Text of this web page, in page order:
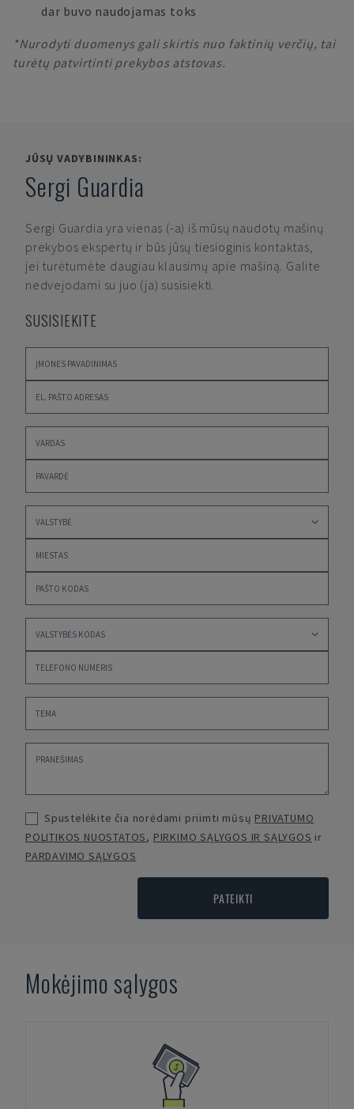
dar buvo naudojamas toks
*Nurodyti duomenys gali skirtis nuo faktinių verčių, tai
turėtų patvirtinti prekybos atstovas.
JŪSŲ VADYBININKAS:
Sergi Guardia
Sergi Guardia yra vienas (-a) iš mūsų naudotų mašinų
prekybos ekspertų ir būs jūsų tiesioginis kontaktas,
jei turėtumėte daugiau klausimų apie mašiną. Galite
nedvejodami su juo (ja) susisiekti.
SUSISIEKITE
Spustelėkite čia norėdami priimti mūsų PRIVATUMO
POLITIKOS NUOSTATOS, PIRKIMO SĄLYGOS IR SĄLYGOS ir
PARDAVIMO SĄLYGOS
PATEIKTI
Mokėjimo sąlygos